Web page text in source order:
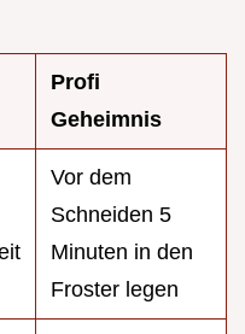
Profi
Geheimnis
Vor dem
Schneiden 5
Minuten in den
Froster legen